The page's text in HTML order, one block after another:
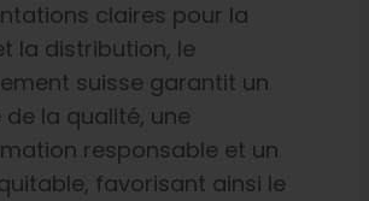
claires pour la
la distribution, le
suisse garantit un
la qualité, une
responsable et un
favorisant ainsi le